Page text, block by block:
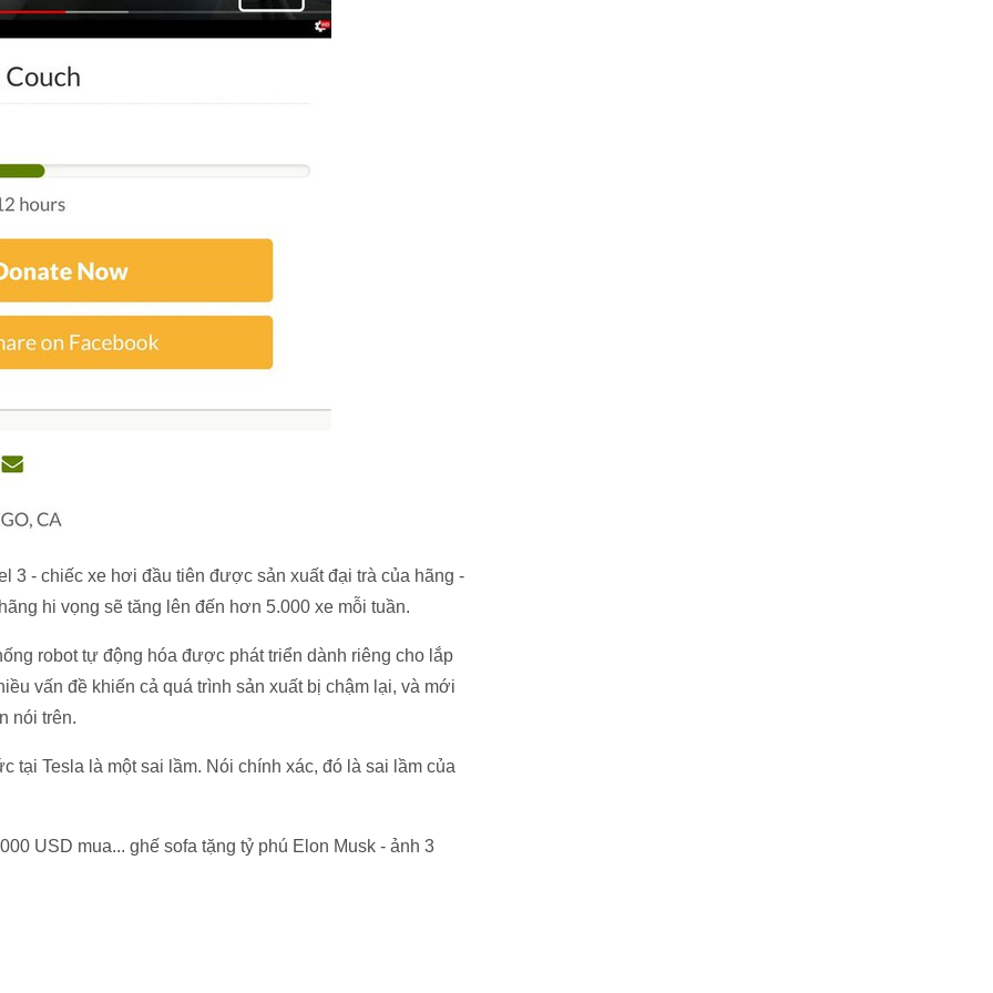
3 - chiếc xe hơi đầu tiên được sản xuất đại trà của hãng -
hi vọng sẽ tăng lên đến hơn 5.000 xe mỗi tuần.
robot tự động hóa được phát triển dành riêng cho lắp
vấn đề khiến cả quá trình sản xuất bị chậm lại, và mới
nói trên.
tại Tesla là một sai lầm. Nói chính xác, đó là sai lầm của